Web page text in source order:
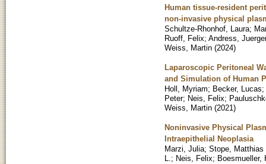
Human tissue-resident
non-invasive physical
Schultze-Rhonhof, Laura;
Ruoff, Felix; Andress,
Weiss, Martin (2024)
Laparoscopic Peritoneal
and Simulation of Human
Holl, Myriam; Becker, Lucas;
Peter; Neis, Felix;
Weiss, Martin (2021)
Noninvasive Physical
Intraepithelial Neoplasia
Marzi, Julia; Stope, Matthias
L. ; Neis, Felix; Boesmueller,